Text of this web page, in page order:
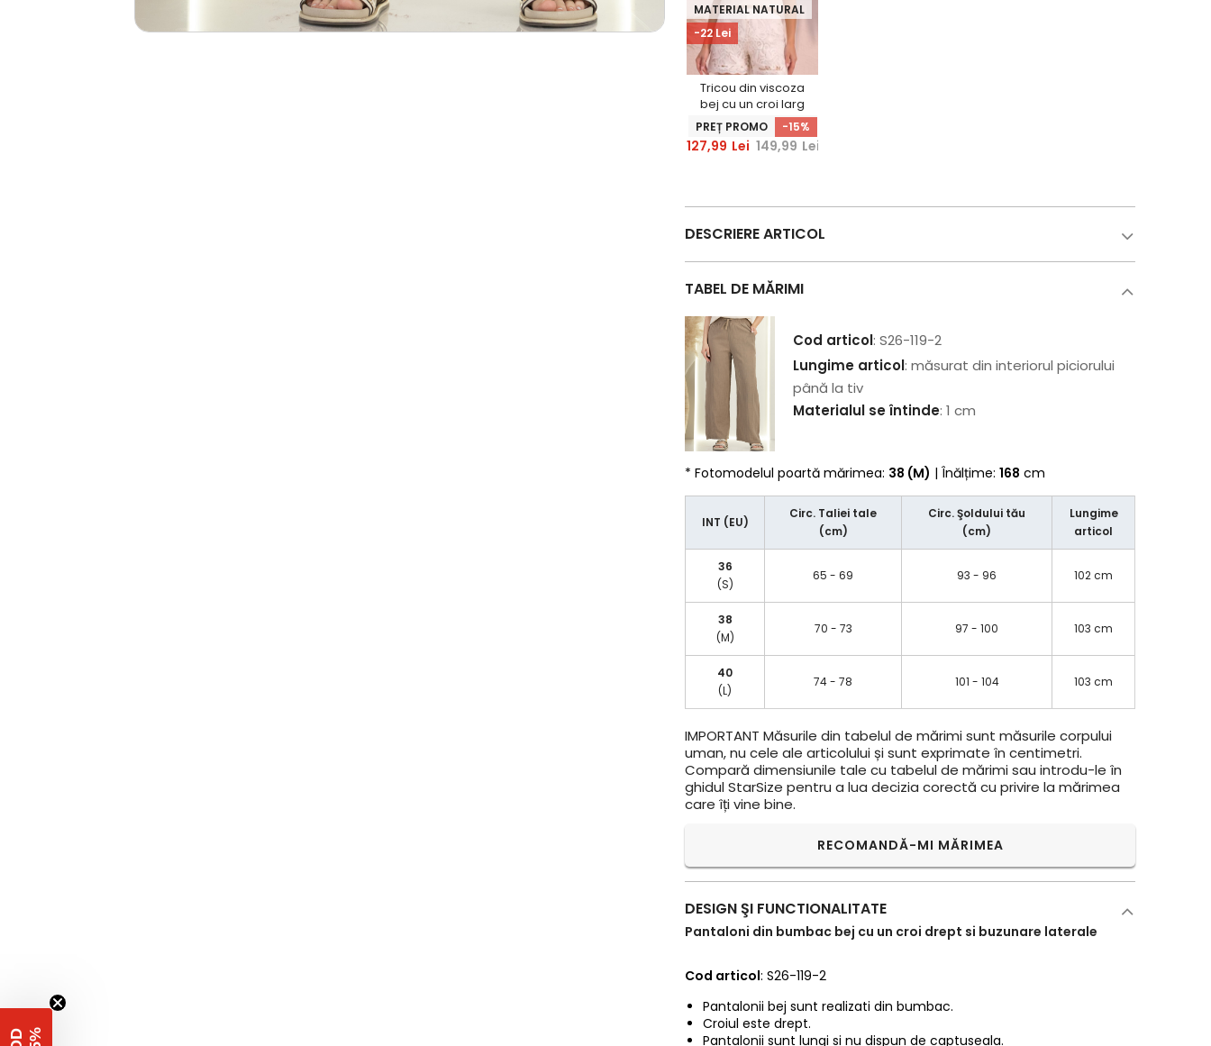
-22 Lei
MATERIAL NATURAL
Tricou din viscoza
bej cu un croi larg
si decolteu rotunjit
PREȚ PROMO -15%
127,99 Lei 149,99 Lei
DESCRIERE ARTICOL
TABEL DE MĂRIMI
Cod articol: S26-119-2
Lungime articol: măsurat din interiorul piciorului
până la tiv
Materialul se întinde: 1 cm
* Fotomodelul poartă mărimea: 38 (M) | Înălțime:168 cm
INT (EU)
Circ. Taliei tale
(cm)
Circ. Şoldului tău
(cm)
Lungime
articol
36
(S)
65 - 69 93 - 96 102 cm
38
(M)
70 - 73 97 - 100 103 cm
40
(L)
74 - 78 101 - 104 103 cm
IMPORTANT Măsurile din tabelul de mărimi sunt măsurile corpului
uman, nu cele ale articolului și sunt exprimate în centimetri.
Compară dimensiunile tale cu tabelul de mărimi sau introdu-le în
ghidul StarSize pentru a lua decizia corectă cu privire la mărimea
care îți vine bine.
RECOMANDĂ-MI MĂRIMEA
DESIGN ŞI FUNCTIONALITATE
Pantaloni din bumbac bej cu un croi drept si buzunare laterale
Cod articol: S26-119-2
Pantalonii bej sunt realizati din bumbac.
Croiul este drept.
Pantalonii sunt lungi si nu dispun de captuseala.